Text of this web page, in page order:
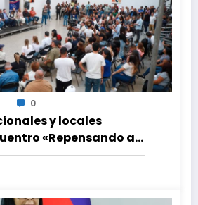
0
y locales
«Repensando a
impulsar propuestas